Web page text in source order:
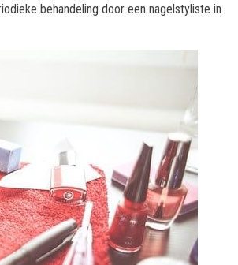
behandeling door een nagelstyliste in